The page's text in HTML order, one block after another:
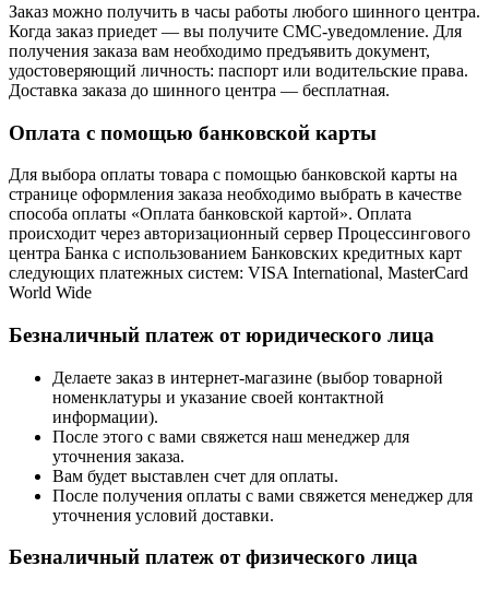
Заказ можно получить в часы работы любого шинного центра.
Когда заказ приедет — вы получите СМС-уведомление. Для
получения заказа вам необходимо предъявить документ,
удостоверяющий личность: паспорт или водительские права.
Доставка заказа до шинного центра — бесплатная.
Оплата с помощью банковской карты
Для выбора оплаты товара с помощью банковской карты на
странице оформления заказа необходимо выбрать в качестве
способа оплаты «Оплата банковской картой». Оплата
происходит через авторизационный сервер Процессингового
центра Банка с использованием Банковских кредитных карт
следующих платежных систем: VISA International, MasterCard
World Wide
Безналичный платеж от юридического лица
Делаете заказ в интернет-магазине (выбор товарной
номенклатуры и указание своей контактной
информации).
После этого с вами свяжется наш менеджер для
уточнения заказа.
Вам будет выставлен счет для оплаты.
После получения оплаты с вами свяжется менеджер для
уточнения условий доставки.
Безналичный платеж от физического лица